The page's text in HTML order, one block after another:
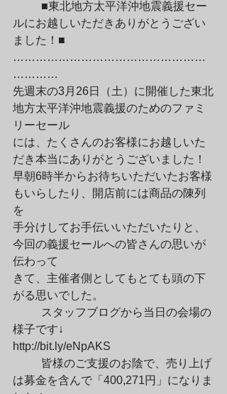
ルにお越しいただきありがとうござい
ました！■
……………………………………………
…………
先週末の3月26日（土）に開催した東北
地方太平洋沖地震義援のためのファミ
リーセール
には、たくさんのお客様にお越しいた
だき本当にありがとうございました！
早朝6時半からお待ちいただいたお客様
もいらしたり、開店前には商品の陳列
を
手分けしてお手伝いいただいたりと、
今回の義援セールへの皆さんの思いが
伝わって
きて、主催者側としてもとても頭の下
がる思いでした。
様子です↓
http://bit.ly/eNpAKS
は募金を含んで「400,271円」になりま